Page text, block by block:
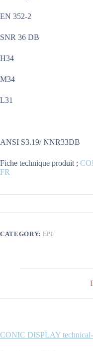
EN 352-2
SNR 36 DB
H34
M34
L31
ANSI S3.19/ NNR33DB
Fiche technique produit ;
FR
CATEGORY: EPI
CONIC DISPLAY technical-